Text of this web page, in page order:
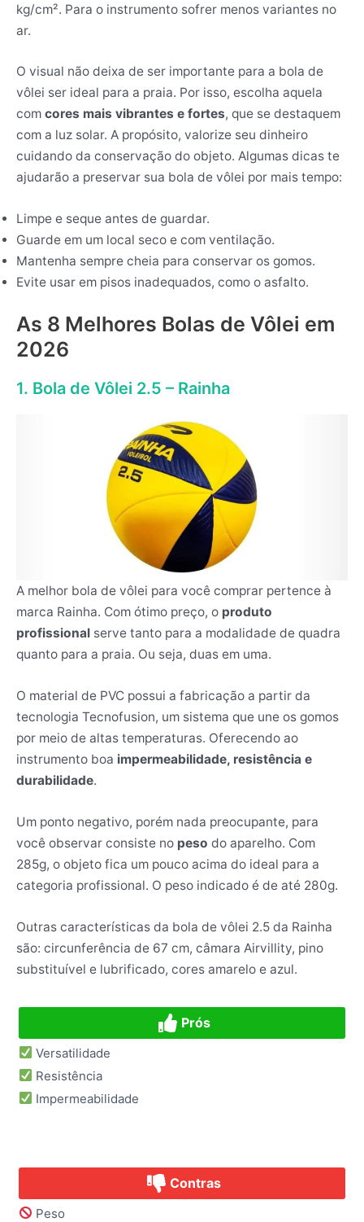
kg/cm². Para o instrumento sofrer menos variantes no
ar.
O visual não deixa de ser importante para a bola de
vôlei ser ideal para a praia. Por isso, escolha aquela
com cores mais vibrantes e fortes, que se destaquem
com a luz solar. A propósito, valorize seu dinheiro
cuidando da conservação do objeto. Algumas dicas te
ajudarão a preservar sua bola de vôlei por mais tempo:
Limpe e seque antes de guardar.
Guarde em um local seco e com ventilação.
Mantenha sempre cheia para conservar os gomos.
Evite usar em pisos inadequados, como o asfalto.
As 8 Melhores Bolas de Vôlei em
2026
1. Bola de Vôlei 2.5 – Rainha
A melhor bola de vôlei para você comprar pertence à
marca Rainha. Com ótimo preço, o produto
profissional serve tanto para a modalidade de quadra
quanto para a praia. Ou seja, duas em uma.
O material de PVC possui a fabricação a partir da
tecnologia Tecnofusion, um sistema que une os gomos
por meio de altas temperaturas. Oferecendo ao
instrumento boa impermeabilidade, resistência e
durabilidade.
Um ponto negativo, porém nada preocupante, para
você observar consiste no peso do aparelho. Com
285g, o objeto fica um pouco acima do ideal para a
categoria profissional. O peso indicado é de até 280g.
Outras características da bola de vôlei 2.5 da Rainha
são: circunferência de 67 cm, câmara Airvillity, pino
substituível e lubrificado, cores amarelo e azul.
Prós
Versatilidade
Resistência
Impermeabilidade
Contras
Peso